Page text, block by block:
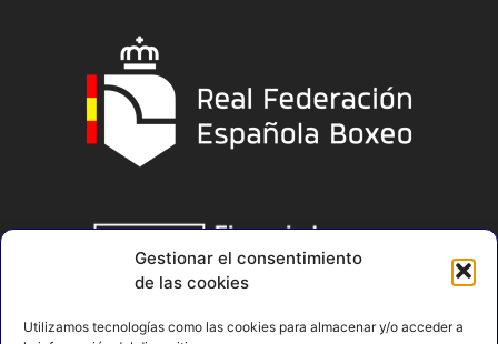
Gestionar el consentimiento
de las cookies
Utilizamos tecnologías como las cookies para almacenar y/o acceder a